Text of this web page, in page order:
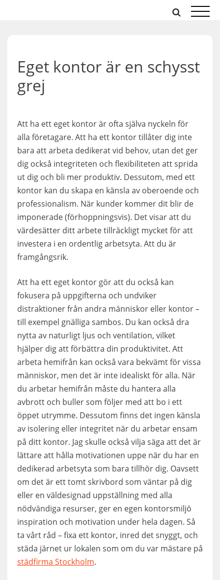
Eget kontor är en schysst
grej
Att ha ett eget kontor är ofta själva nyckeln för
alla företagare. Att ha ett kontor tillåter dig inte
bara att arbeta dedikerat vid behov, utan det ger
dig också integriteten och flexibiliteten att sprida
ut dig och bli mer produktiv. Dessutom, med ett
kontor kan du skapa en känsla av oberoende och
professionalism. När kunder kommer dit blir de
imponerade (förhoppningsvis). Det visar att du
värdesätter ditt arbete tillräckligt mycket för att
investera i en ordentlig arbetsyta. Att du är
framgångsrik.
Att ha ett eget kontor gör att du också kan
fokusera på uppgifterna och undviker
distraktioner från andra människor eller kontor –
till exempel gnälliga sambos. Du kan också dra
nytta av naturligt ljus och ventilation, vilket
hjälper dig att förbättra din produktivitet. Att
arbeta hemifrån kan också vara bekvämt för vissa
människor, men det är inte idealiskt för alla. När
du arbetar hemifrån måste du hantera alla
avbrott och buller som följer med att bo i ett
öppet utrymme. Dessutom finns det ingen känsla
av isolering eller integritet när du arbetar ensam
på ditt kontor. Jag skulle också vilja säga att det är
lättare att hålla motivationen uppe när du har en
dedikerad arbetsyta som bara tillhör dig. Oavsett
om det är ett tomt skrivbord som väntar på dig
eller en väldesignad uppställning med alla
nödvändiga resurser, ger en egen kontorsmiljö
inspiration och motivation under hela dagen. Så
ta vårt råd – fixa ett kontor, inred det snyggt, och
städa järnet ur lokalen som om du var mästare på
städfirma Stockholm.